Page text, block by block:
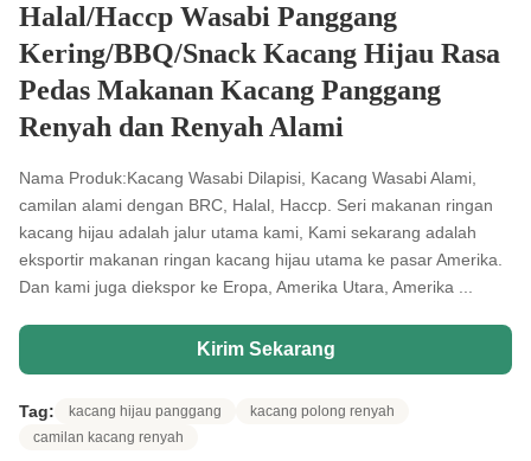
Halal/Haccp Wasabi Panggang
Kering/BBQ/Snack Kacang Hijau Rasa
Pedas Makanan Kacang Panggang
Renyah dan Renyah Alami
Nama Produk:Kacang Wasabi Dilapisi, Kacang Wasabi Alami,
camilan alami dengan BRC, Halal, Haccp. Seri makanan ringan
kacang hijau adalah jalur utama kami, Kami sekarang adalah
eksportir makanan ringan kacang hijau utama ke pasar Amerika.
Dan kami juga diekspor ke Eropa, Amerika Utara, Amerika ...
Kirim Sekarang
Tag: kacang hijau panggang
kacang polong renyah
camilan kacang renyah